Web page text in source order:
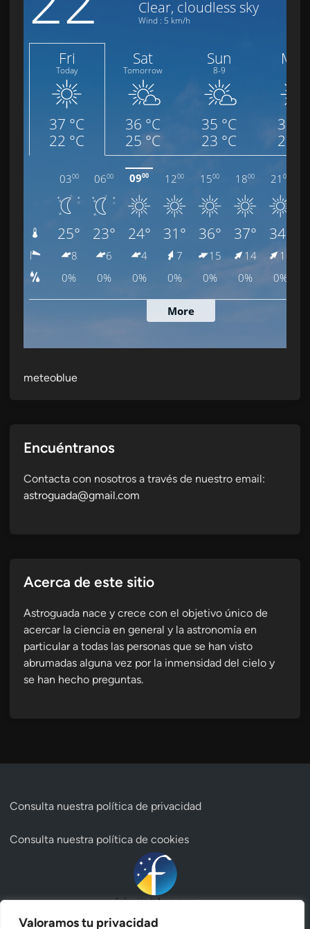
Valoramos tu privacidad
meteoblue
Encuéntranos
Contacta con nosotros a través de nuestro email:
astroguada@gmail.com
Acerca de este sitio
Astroguada nace y crece con el objetivo único de
acercar la ciencia en general y la astronomía en
particular a todas las personas que se han visto
abrumadas alguna vez por la inmensidad del cielo y
se han hecho preguntas.
Consulta nuestra política de privacidad
Consulta nuestra política de cookies